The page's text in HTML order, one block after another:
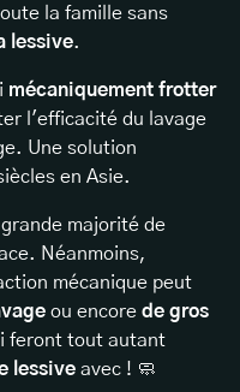
la famille sans
lessive.
mécaniquement frotter
l'efficacité du lavage
Une solution
en Asie.
majorité de
Néanmoins,
mécanique peut
ou encore de gros
feront tout autant
lessive avec ! 🧼